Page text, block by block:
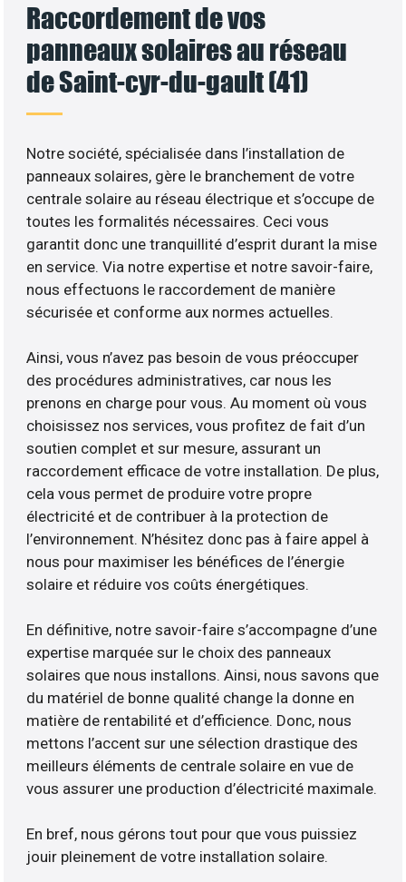
Raccordement de vos
panneaux solaires au réseau
de Saint-cyr-du-gault (41)
Notre société, spécialisée dans l’installation de
panneaux solaires, gère le branchement de votre
centrale solaire au réseau électrique et s’occupe de
toutes les formalités nécessaires. Ceci vous
garantit donc une tranquillité d’esprit durant la mise
en service. Via notre expertise et notre savoir-faire,
nous effectuons le raccordement de manière
sécurisée et conforme aux normes actuelles.
Ainsi, vous n’avez pas besoin de vous préoccuper
des procédures administratives, car nous les
prenons en charge pour vous. Au moment où vous
choisissez nos services, vous profitez de fait d’un
soutien complet et sur mesure, assurant un
raccordement efficace de votre installation. De plus,
cela vous permet de produire votre propre
électricité et de contribuer à la protection de
l’environnement. N’hésitez donc pas à faire appel à
nous pour maximiser les bénéfices de l’énergie
solaire et réduire vos coûts énergétiques.
En définitive, notre savoir-faire s’accompagne d’une
expertise marquée sur le choix des panneaux
solaires que nous installons. Ainsi, nous savons que
du matériel de bonne qualité change la donne en
matière de rentabilité et d’efficience. Donc, nous
mettons l’accent sur une sélection drastique des
meilleurs éléments de centrale solaire en vue de
vous assurer une production d’électricité maximale.
En bref, nous gérons tout pour que vous puissiez
jouir pleinement de votre installation solaire.